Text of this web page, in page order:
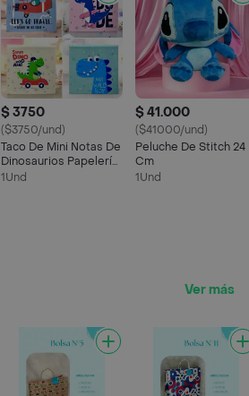
$ 3750
($3750/und)
Taco De Mini Notas De
Dinosaurios Papelería
Kawaii
1Und
$ 41.000
($41000/und)
Peluche De Stitch 24
Cm
1Und
Ver más